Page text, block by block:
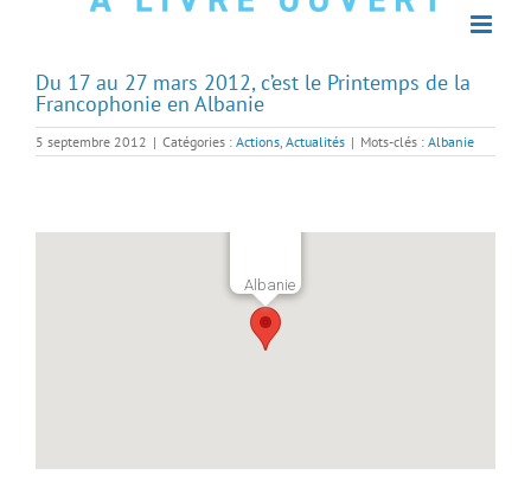
Du 17 au 27 mars 2012, c’est le Printemps de la
Francophonie en Albanie
5 septembre 2012 | Catégories : Actions Actualités | Mots-clés : Albanie
Albanie